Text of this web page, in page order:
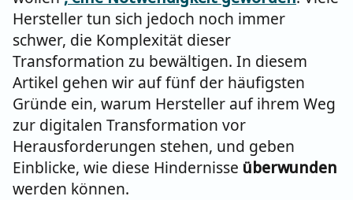
Hersteller tun sich jedoch noch immer
schwer, die Komplexität dieser
Transformation zu bewältigen. In diesem
Artikel gehen wir auf fünf der häufigsten
Gründe ein, warum Hersteller auf ihrem Weg
zur digitalen Transformation vor
Herausforderungen stehen, und geben
Einblicke, wie diese Hindernisse überwunden
werden können.